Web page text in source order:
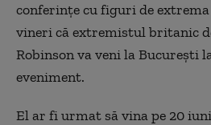
conferințe cu figuri de
vineri că extremistul britanic
Robinson va veni la București
eveniment.
El ar fi urmat să vina pe 20